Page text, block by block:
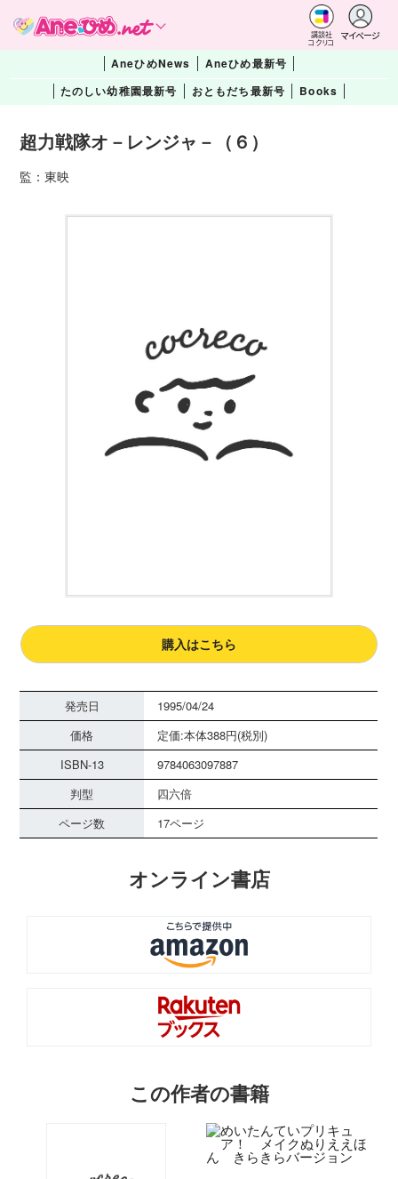
講談社
コクリコ
マイページ
AneひめNews
Aneひめ最新号
たのしい幼稚園最新号
おともだち最新号 Books
超力戦隊オ－レンジャ－（６）
監：東映
購入はこちら
発売日
1995/04/24
価格
定価:本体388円(税別)
ISBN-13
9784063097887
判型
四六倍
ページ数
17ページ
オンライン書店
この作者の書籍